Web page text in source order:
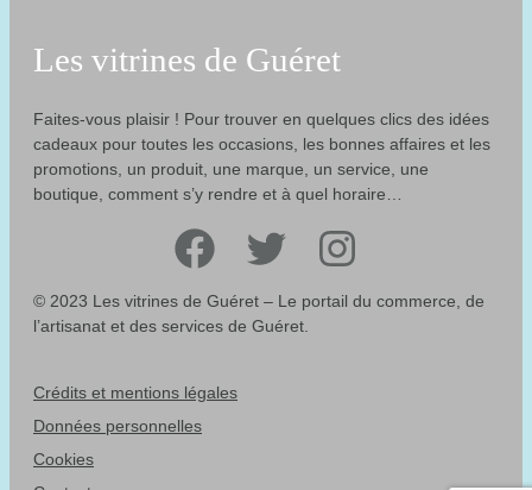
Les vitrines de Guéret
Faites-vous plaisir ! Pour trouver en quelques clics des idées
cadeaux pour toutes les occasions, les bonnes affaires et les
promotions, un produit, une marque, un service, une
boutique, comment s’y rendre et à quel horaire…
Facebook Twitter Instagram
© 2023 Les vitrines de Guéret – Le portail du commerce, de
l’artisanat et des services de Guéret.
Crédits et mentions légales
Données personnelles
Cookies